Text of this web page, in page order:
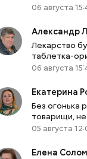
06 августа
Александр
Лекарство
таблетка-
06 августа
Екатерина
Без огонька
товарищи,
05 августа
Елена